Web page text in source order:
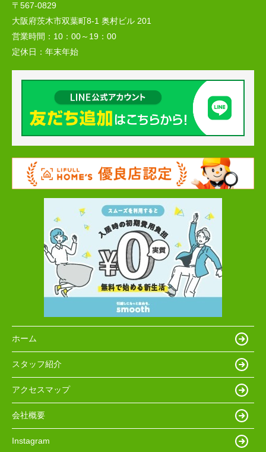
〒567-0829
大阪府茨木市双葉町8-1 奥村ビル 201
営業時間： 10：00～19：00
定休日： 年末年始
ホーム
スタッフ紹介
アクセスマップ
会社概要
Instagram